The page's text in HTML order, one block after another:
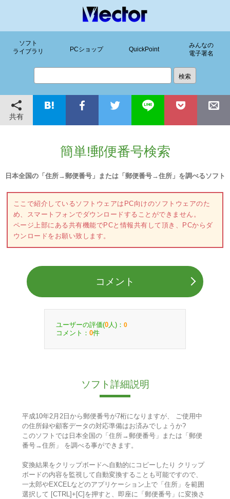
ソフト
ライブラリ
PCショップ QuickPoint
みんなの
電子署名
共有
簡単!郵便番号検索
日本全国の「住所→郵便番号」または「郵便番号→住所」を調べるソフト
ここで紹介しているソフトウェアはPC向けのソフトウェアのた
め、スマートフォンでダウンロードすることができません。
ページ上部にある共有機能でPCと情報共有して頂き、PCからダ
ウンロードをお願い致します。
コメント
ユーザーの評価(0 人)： 0
コメント： 0件
ソフト詳細説明
平成10年2月2日から郵便番号が7桁になりますが、 ご使用中
の住所録や顧客データの対応準備はお済みでしょうか?
このソフトでは日本全国の「住所→郵便番号」または「郵便
番号→住所」 を調べる事ができます。
変換結果をクリップボードへ自動的にコピーしたり クリップ
ボードの内容を監視して自動変換することも可能ですので、
一太郎やEXCELなどのアプリケーション上で「住所」を範囲
選択して [CTRL]+[C]を押すと、即座に「郵便番号」に変換さ